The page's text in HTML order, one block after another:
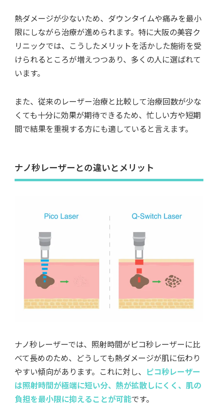
熱ダメージが少ないため、ダウンタイムや痛みを最小
限にしながら治療が進められます。特に大阪の美容ク
リニックでは、こうしたメリットを活かした施術を受
けられるところが増えつつあり、多くの人に選ばれて
います。
また、従来のレーザー治療と比較して治療回数が少な
くても十分に効果が期待できるため、忙しい方や短期
間で結果を重視する方にも適していると言えます。
ナノ秒レーザーとの違いとメリット
ナノ秒レーザーでは、照射時間がピコ秒レーザーに比
べて長めのため、どうしても熱ダメージが肌に伝わり
やすい傾向があります。これに対し、 ピコ秒レーザー
は照射時間が極端に短い分、熱が拡散しにくく、肌の
負担を最小限に抑えることが可能です。